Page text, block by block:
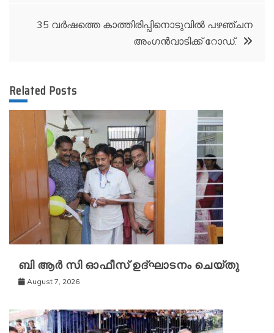
35 വർഷത്തെ കാത്തിരിപ്പിനൊടുവിൽ പഴഞ്ചന
അംഗൻവാടിക്ക് റോഡ്.
Related Posts
ബി ആർ സി ഓഫീസ് ഉദ്ഘാടനം ചെയ്തു
August 7, 2026